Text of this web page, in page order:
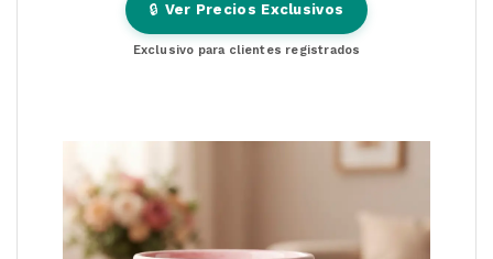
🔒 Ver Precios Exclusivos
Exclusivo para clientes registrados